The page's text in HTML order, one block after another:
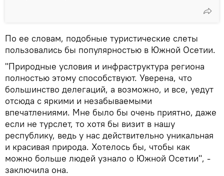
По ее словам, подобные туристические слеты
пользовались бы популярностью в Южной Осетии.
"Природные условия и инфраструктура региона
полностью этому способствуют. Уверена, что
большинство делегаций, а возможно, и все, уедут
отсюда с яркими и незабываемыми
впечатлениями. Мне было бы очень приятно, даже
если не турслет, то хотя бы визит в нашу
республику, ведь у нас действительно уникальная
и красивая природа. Хотелось бы, чтобы как
можно больше людей узнало о Южной Осетии", -
заключила она.